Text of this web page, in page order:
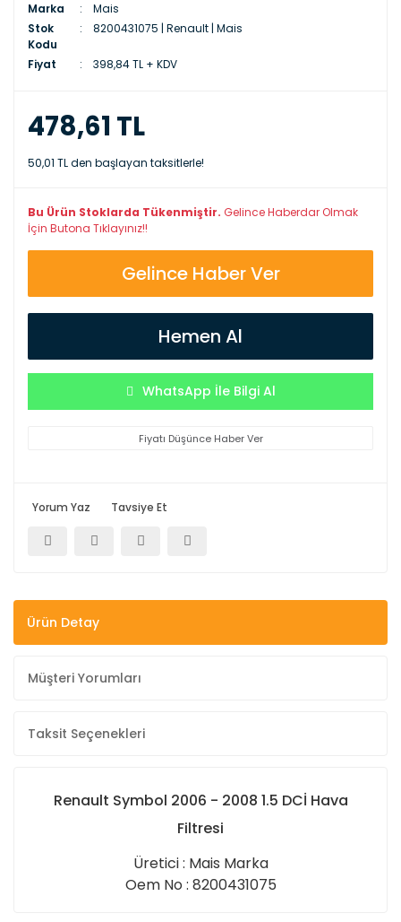
Marka
Mais
Stok
Kodu
8200431075 | Renault | Mais
Fiyat 398,84 TL + KDV
478,61 TL
50,01 TL den başlayan taksitlerle!
Bu Ürün Stoklarda Tükenmiştir. Gelince Haberdar Olmak
İçin Butona Tıklayınız!!
Gelince Haber Ver
Hemen Al
WhatsApp İle Bilgi Al
Fiyatı Düşünce Haber Ver
Yorum Yaz Tavsiye Et
Ürün Detay
Müşteri Yorumları
Taksit Seçenekleri
Renault Symbol 2006 - 2008 1.5 DCİ Hava
Filtresi
Üretici : Mais Marka
Oem No : 8200431075